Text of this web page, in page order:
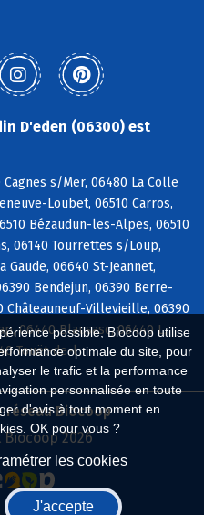
possible, Biocoop utilise
optimale du site, pour
le trafic et la performance
personnalisée en toute
d'avis à tout moment en
OK pour vous ?
les cookies
J'accepte
D'eden (06300) est
s/Mer, 06480 La Colle
Loubet, 06510 Carros,
Bézaudun-les-Alpes, 06510
06140 Tourrettes s/Loup,
Gaude, 06640 St-Jeannet,
Bendejun, 06390 Berre-
Châteauneuf-Villevieille, 06390
06440 Blausasc, 06440 L,
Touët-de-l
réseau Biocoop
2026